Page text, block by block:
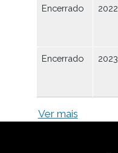
Encerrado 2022
Encerrado 2023
Ver mais